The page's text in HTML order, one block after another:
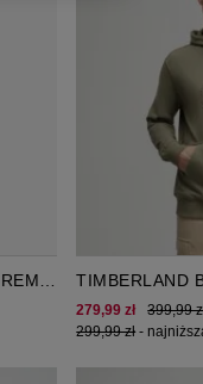
TIMBERLAND
TREE LOGO
399,99
279,99 zł
299,99 zł-